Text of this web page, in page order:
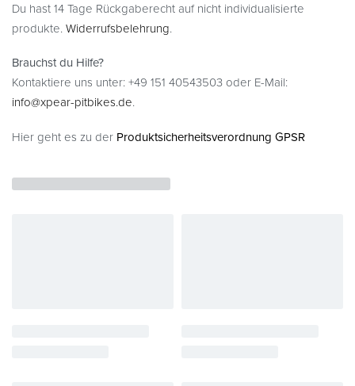
Du hast 14 Tage Rückgaberecht auf nicht individualisierte
produkte. Widerrufsbelehrung.
Brauchst du Hilfe?
Kontaktiere uns unter: +49 151 40543503 oder E-Mail:
info@xpear-pitbikes.de.
Hier geht es zu der Produktsicherheitsverordnung GPSR